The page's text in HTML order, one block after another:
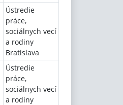
Ústredie
práce,
sociálnych vecí
a rodiny
Bratislava
Ústredie
práce,
sociálnych vecí
a rodiny